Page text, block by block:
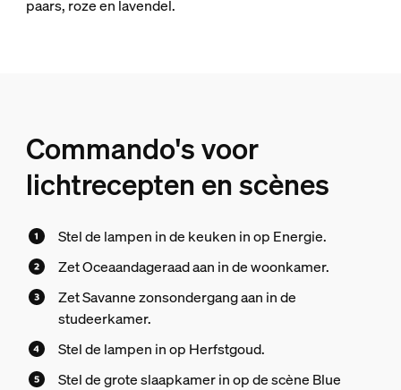
paars, roze en lavendel.
Commando's voor
lichtrecepten en scènes
Stel de lampen in de keuken in op Energie.
Zet Oceaandageraad aan in de woonkamer.
Zet Savanne zonsondergang aan in de
studeerkamer.
Stel de lampen in op Herfstgoud.
Stel de grote slaapkamer in op de scène Blue